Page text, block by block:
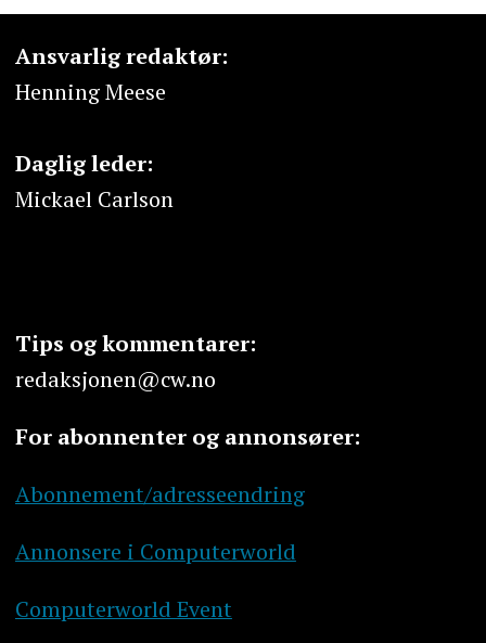
Ansvarlig redaktør:
Henning Meese
Daglig leder:
Mickael Carlson
Tips og kommentarer:
redaksjonen@cw.no
For abonnenter og annonsører:
Abonnement/adresseendring
Annonsere i Computerworld
Computerworld Event